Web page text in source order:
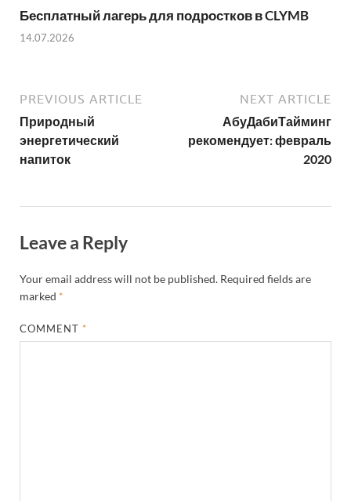
Бесплатный лагерь для подростков в CLYMB
14.07.2026
PREVIOUS ARTICLE
Природный
энергетический
напиток
NEXT ARTICLE
АбуДабиТайминг
рекомендует: февраль
2020
Leave a Reply
Your email address will not be published. Required fields are
marked *
COMMENT *